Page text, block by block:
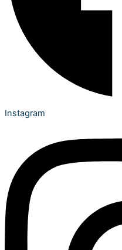
Instagram